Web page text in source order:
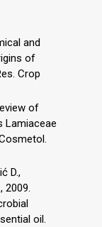
and
of
Crop
of
Lamiaceae
D.,
2009.
oil.